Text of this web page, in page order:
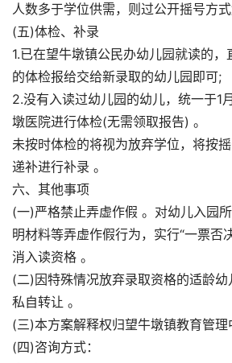
人数多于学位供需，则过公开摇号方式
(五)体检、补录
1.已在望牛墩镇公民办幼儿园就读的，
的体检报给交给新录取的幼儿园即可;
2.没有入读过幼儿园的幼儿，统一于
墩医院进行体检(无需领取报告) 。
未按时体检的将视为放弃学位，将按
递补进行补录 。
六、其他事项
(一)严格禁止弄虚作假 。对幼儿入园
明材料等弄虚作假行为，实行“一票否
消入读资格 。
(二)因特殊情况放弃录取资格的适龄
私自转让 。
(三)本方案解释权归望牛墩镇教育管理
(四)咨询方式：